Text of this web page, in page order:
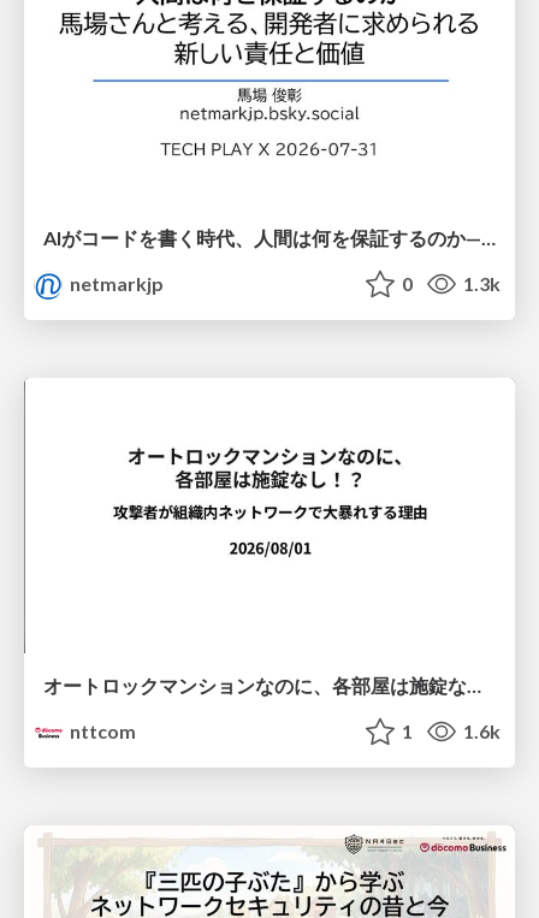
netmarkjp
0 1.3k
オートロックマンションなのに、各部屋は施錠なし！？ 攻撃者が組織内ネットワークで大暴れする理由 / The Front Door Is Locked, but the Rooms Are Wide Open: Why Attackers Move Freely Inside Enterprise Networks
nttcom
1 1.6k